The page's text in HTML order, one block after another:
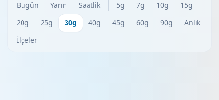
Bugün Yarın Saatlik 5g 7g 10g
15g
20g
25g 30g 40g 45g 60g 90g
Anlık
İlçeler